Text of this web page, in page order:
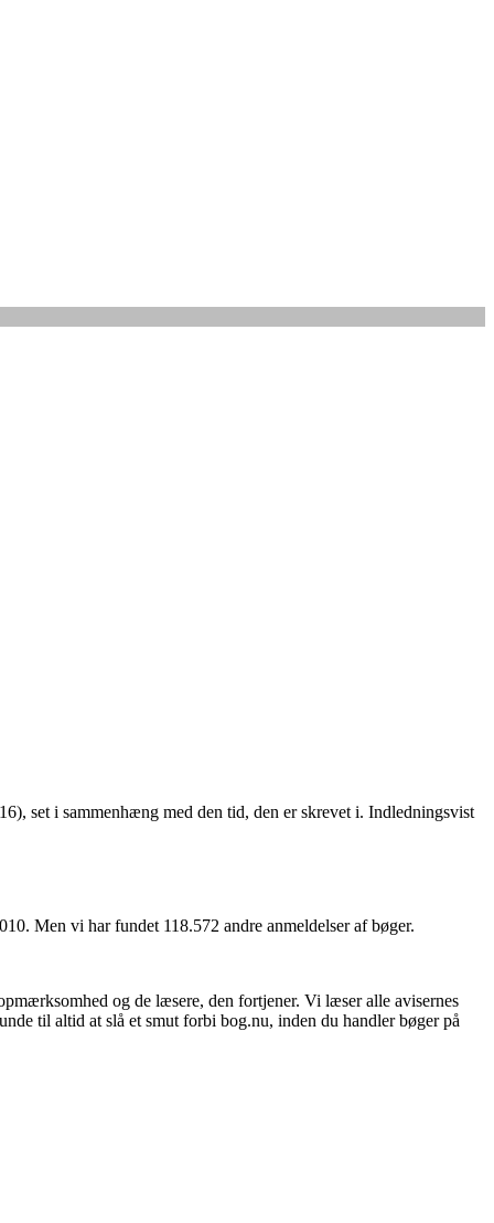
set i sammenhæng med den tid, den er skrevet i. Indledningsvist
Men vi har fundet 118.572 andre anmeldelser af bøger.
og de læsere, den fortjener. Vi læser alle avisernes
til altid at slå et smut forbi bog.nu, inden du handler bøger på